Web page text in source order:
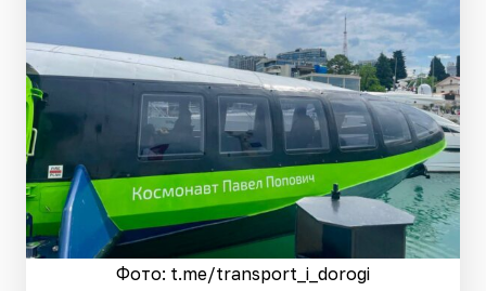
Фото: t.me/transport_i_dorogi